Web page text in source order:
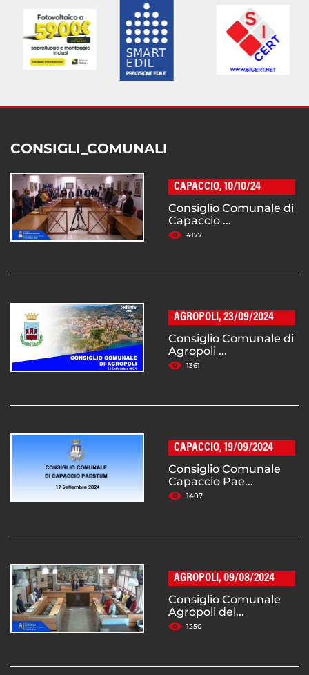
CONSIGLI_COMUNALI
CAPACCIO, 10/10/24
Consiglio Comunale di
Capaccio ...
4177
AGROPOLI, 23/09/2024
Consiglio Comunale di
Agropoli ...
1361
CAPACCIO, 19/09/2024
Consiglio Comunale
Capaccio Pae...
1407
AGROPOLI, 09/08/2024
Consiglio Comunale
Agropoli del...
1250